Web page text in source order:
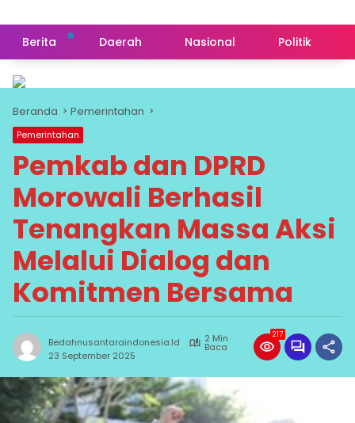
Berita Daerah Nasional Politik
Beranda Pemerintahan
Pemerintahan
Pemkab dan DPRD
Morowali Berhasil
Tenangkan Massa Aksi
Melalui Dialog dan
Komitmen Bersama
Bedahnusantaraindonesia.id 2 Min
Baca
23 September 2025
217